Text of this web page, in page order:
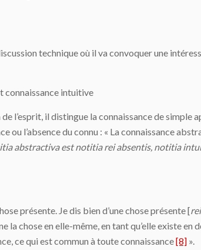
technique où il va convoquer une
connaissance intuitive
l’esprit, il distingue la connaissance de simple
l’absence du connu : « La connaissance
abstractiva est notitia rei absentis, notitia
présente. Je dis bien d’une chose présente [
chose en elle-même, en tant qu’elle existe en
ce qui est commun à toute connaissance[8] ».